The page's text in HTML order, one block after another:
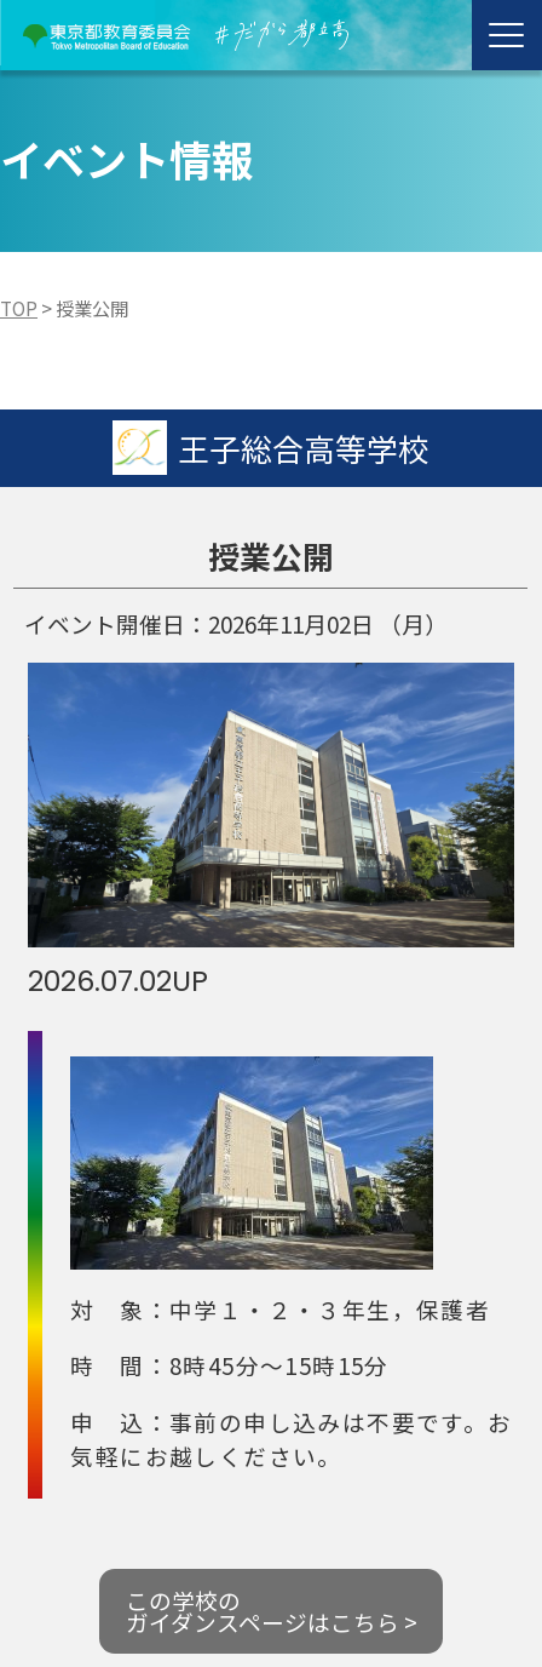
イベント情報
TOP >授業公開
王子総合高等学校
授業公開
イベント開催日： 2026年11月02日 （月）
2026.07.02UP
対 象：中学１・２・３年生，保護者
時 間：8時45分～15時15分
申 込：事前の申し込みは不要です。お
気軽にお越しください。
この学校の
ガイダンスページはこちら >